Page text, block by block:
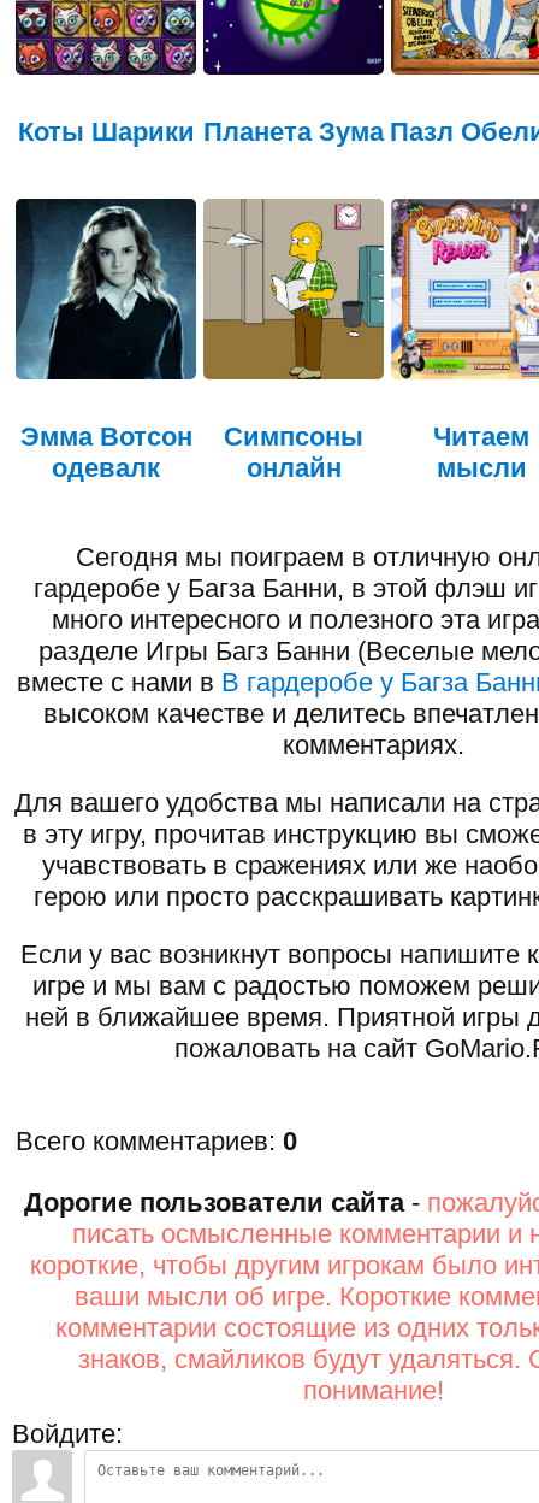
Коты Шарики Планета Зума Пазл
Эмма Вотсон
одевалк
Симпсоны
онлайн
Читаем
мысли
Сегодня мы поиграем в отличную
гардеробе у Багза Банни, в этой флэш
много интересного и полезного эта
разделе Игры Багз Банни (Веселые
вместе с нами в В гардеробе у Багза
высоком качестве и делитесь
комментариях.
Для вашего удобства мы написали на
в эту игру, прочитав инструкцию вы
учавствовать в сражениях или же
герою или просто расскрашивать
Если у вас возникнут вопросы напишите
игре и мы вам с радостью поможем
ней в ближайшее время. Приятной игры
пожаловать на сайт
Всего комментариев: 0
Дорогие пользователи сайта-
писать осмысленные комментарии и
короткие, чтобы другим игрокам было
ваши мысли об игре. Короткие
комментарии состоящие из одних
знаков, смайликов будут удаляться.
понимание!
Войдите: